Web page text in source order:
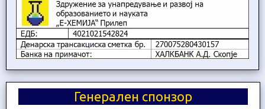
Генерален спонзор